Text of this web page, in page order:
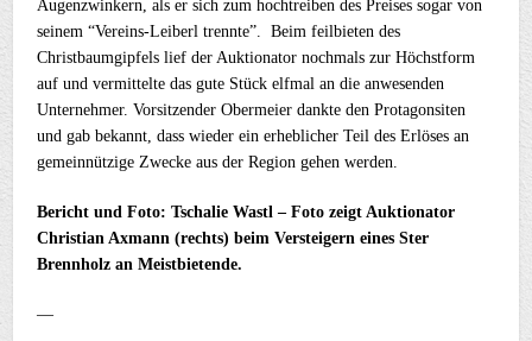
Augenzwinkern, als er sich zum hochtreiben des Preises sogar von
seinem “Vereins-Leiberl trennte”. Beim feilbieten des
Christbaumgipfels lief der Auktionator nochmals zur Höchstform
auf und vermittelte das gute Stück elfmal an die anwesenden
Unternehmer. Vorsitzender Obermeier dankte den Protagonsiten
und gab bekannt, dass wieder ein erheblicher Teil des Erlöses an
gemeinnützige Zwecke aus der Region gehen werden.
Bericht und Foto: Tschalie Wastl – Foto zeigt Auktionator
Christian Axmann (rechts) beim Versteigern eines Ster
Brennholz an Meistbietende.
—